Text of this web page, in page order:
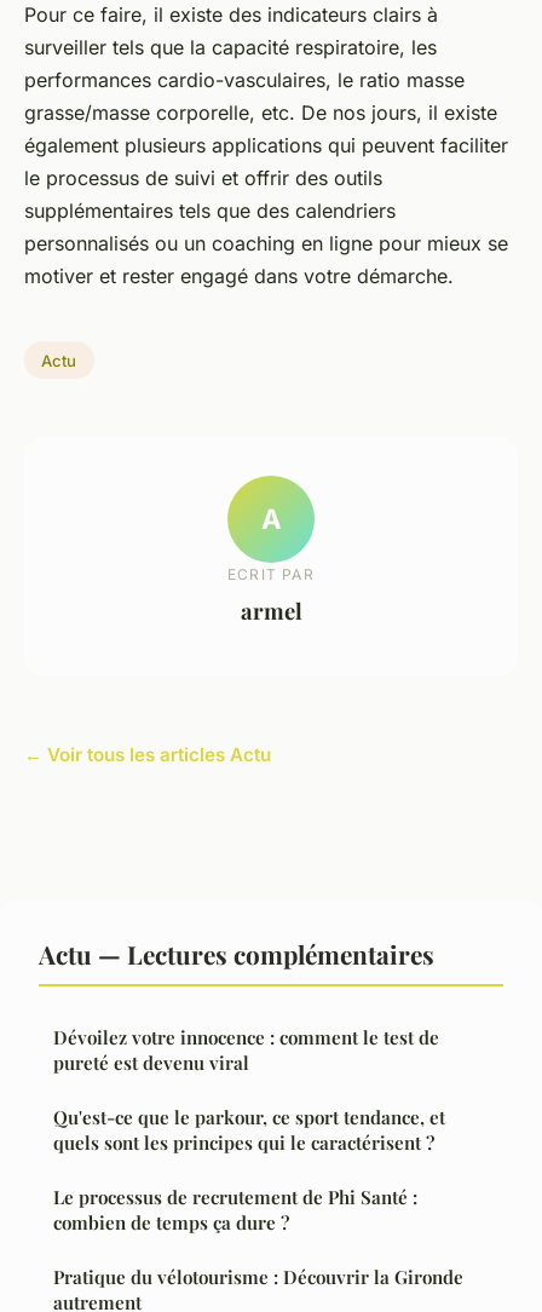
Pour ce faire, il existe des indicateurs clairs à
surveiller tels que la capacité respiratoire, les
performances cardio-vasculaires, le ratio masse
grasse/masse corporelle, etc. De nos jours, il existe
également plusieurs applications qui peuvent faciliter
le processus de suivi et offrir des outils
supplémentaires tels que des calendriers
personnalisés ou un coaching en ligne pour mieux se
motiver et rester engagé dans votre démarche.
Actu
A
ECRIT PAR
armel
← Voir tous les articles Actu
Actu — Lectures complémentaires
Dévoilez votre innocence : comment le test de
pureté est devenu viral
Qu'est-ce que le parkour, ce sport tendance, et
quels sont les principes qui le caractérisent ?
Le processus de recrutement de Phi Santé :
combien de temps ça dure ?
Pratique du vélotourisme : Découvrir la Gironde
autrement